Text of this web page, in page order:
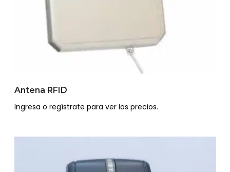
Antena RFID
Ingresa o regístrate para ver los precios.